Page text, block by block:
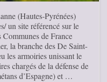
(Hautes-Pyrénées)
un site référencé sur le
de France
la branche des De Saint-
les armoiries unissant le
chargés de la défense de
d’Espagne) et …